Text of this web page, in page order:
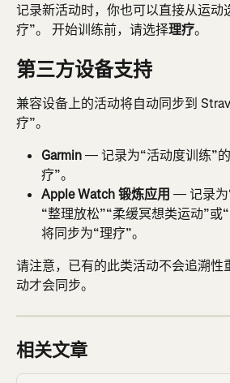
记录新活动时，你也可以直接从运动
疗”。 开始训练前，请选择理疗。
第三方设备支持
兼容设备上的活动将自动同步到
疗”。
Garmin — 记录为“活动度训练”
疗”。
Apple Watch 锻炼应用 — 记录为
“整理放松”“柔缓冥想类运动”或
将同步为“理疗”。
请注意，已有的此类活动不会追溯性
动才会同步。
相关文章